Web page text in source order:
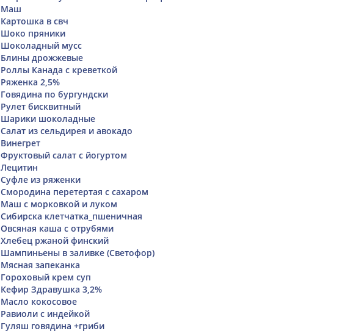
Маш
Картошка в свч
Шоко пряники
Шоколадный мусс
Блины дрожжевые
Роллы Канада с креветкой
Ряженка 2,5%
Говядина по бургундски
Рулет бисквитный
Шарики шоколадные
Салат из сельдирея и авокадо
Винегрет
Фруктовый салат с йогуртом
Лецитин
Суфле из ряженки
Смородина перетертая с сахаром
Маш с морковкой и луком
Сибирска клетчатка_пшеничная
Овсяная каша с отрубями
Хлебец ржаной финский
Шампиньены в заливке (Светофор)
Мясная запеканка
Гороховый крем суп
Кефир Здравушка 3,2%
Масло кокосовое
Равиоли с индейкой
Гуляш говядина +гриби